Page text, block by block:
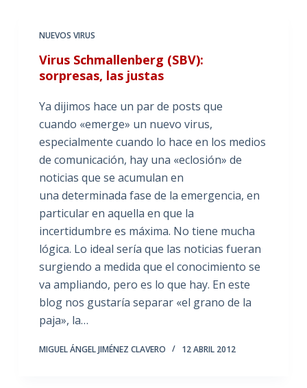
NUEVOS VIRUS
Virus Schmallenberg (SBV):
sorpresas, las justas
Ya dijimos hace un par de posts que
cuando «emerge» un nuevo virus,
especialmente cuando lo hace en los medios
de comunicación, hay una «eclosión» de
noticias que se acumulan en
una determinada fase de la emergencia, en
particular en aquella en que la
incertidumbre es máxima. No tiene mucha
lógica. Lo ideal sería que las noticias fueran
surgiendo a medida que el conocimiento se
va ampliando, pero es lo que hay. En este
blog nos gustaría separar «el grano de la
paja», la…
MIGUEL ÁNGEL JIMÉNEZ CLAVERO 12 ABRIL 2012